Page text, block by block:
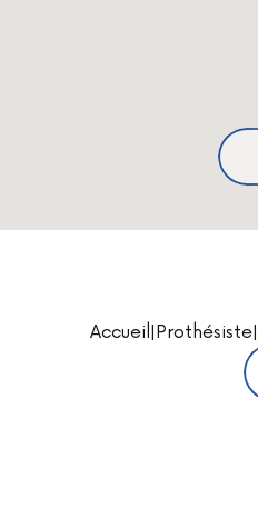
Accueil Prothésiste|